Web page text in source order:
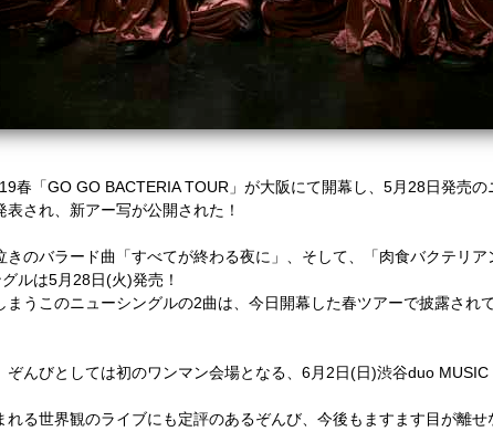
春「GO GO BACTERIA TOUR」が大阪にて開幕し、5月28日発売
され、新アー写が公開された！
のバラード曲「すべてが終わる夜に」、 そして、「肉食バクテリ
ルは5月28日(火)発売！
うこのニューシングルの2曲は、 今日開幕した春ツアーで披露され
んびとしては初のワンマン会場となる、 6月2日(日)渋谷duo
る世界観のライブにも定評のあるぞんび、 今後もますます目が離せ